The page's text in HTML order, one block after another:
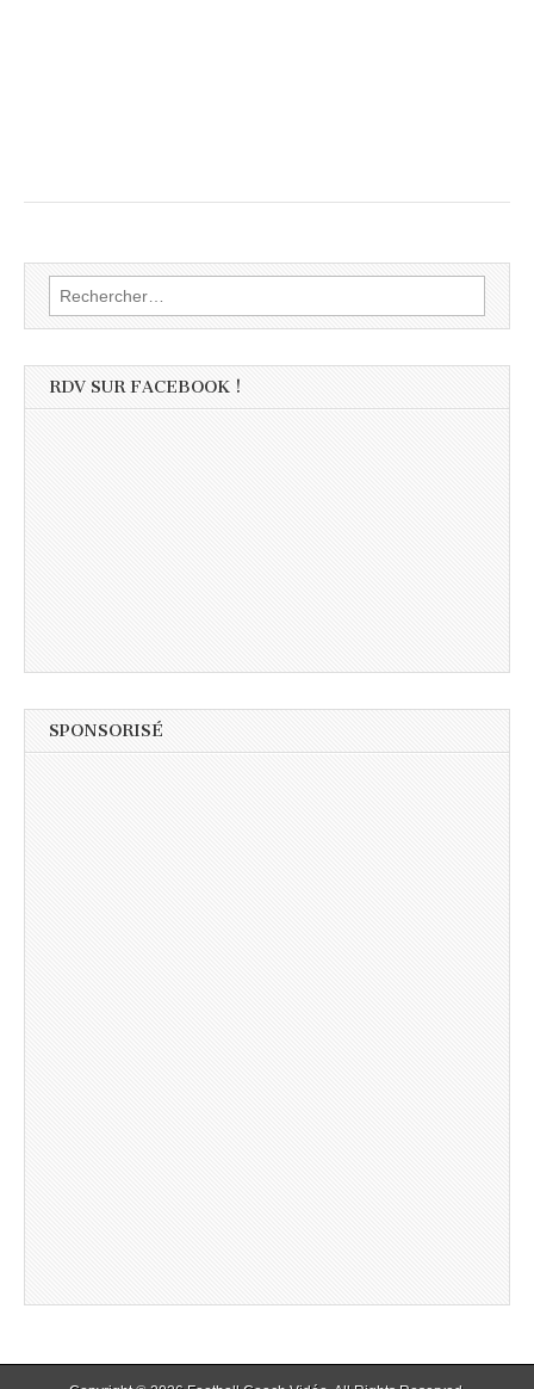
Rechercher :
RDV SUR FACEBOOK !
SPONSORISÉ